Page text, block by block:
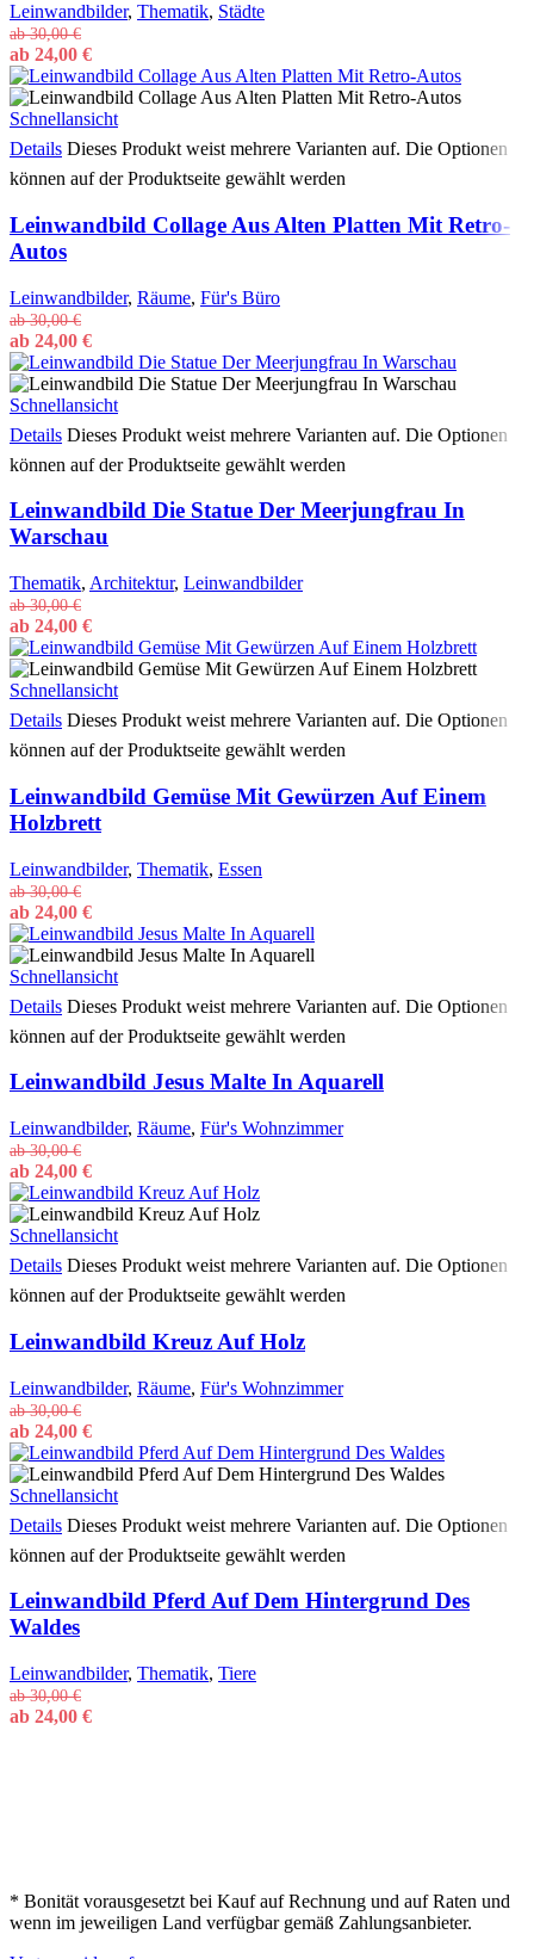
Leinwandbilder, Thematik, Städte
ab30,00€
ab 24,00 €
Schnellansicht
Details Dieses Produkt weist mehrere Varianten auf. Die Optionen
können auf der Produktseite gewählt werden
Leinwandbild Collage Aus Alten Platten Mit Retro-
Autos
Leinwandbilder, Räume, Für's Büro
ab30,00€
ab 24,00 €
Schnellansicht
Details Dieses Produkt weist mehrere Varianten auf. Die Optionen
können auf der Produktseite gewählt werden
Leinwandbild Die Statue Der Meerjungfrau In
Warschau
Thematik, Architektur, Leinwandbilder
ab30,00€
ab 24,00 €
Schnellansicht
Details Dieses Produkt weist mehrere Varianten auf. Die Optionen
können auf der Produktseite gewählt werden
Leinwandbild Gemüse Mit Gewürzen Auf Einem
Holzbrett
Leinwandbilder, Thematik, Essen
ab30,00€
ab 24,00 €
Schnellansicht
Details Dieses Produkt weist mehrere Varianten auf. Die Optionen
können auf der Produktseite gewählt werden
Leinwandbild Jesus Malte In Aquarell
Leinwandbilder, Räume, Für's Wohnzimmer
ab30,00€
ab 24,00 €
Schnellansicht
Details Dieses Produkt weist mehrere Varianten auf. Die Optionen
können auf der Produktseite gewählt werden
Leinwandbild Kreuz Auf Holz
Leinwandbilder, Räume, Für's Wohnzimmer
ab30,00€
ab 24,00 €
Schnellansicht
Details Dieses Produkt weist mehrere Varianten auf. Die Optionen
können auf der Produktseite gewählt werden
Leinwandbild Pferd Auf Dem Hintergrund Des
Waldes
Leinwandbilder, Thematik, Tiere
ab30,00€
ab 24,00 €
* Bonität vorausgesetzt bei Kauf auf Rechnung und auf Raten und
wenn im jeweiligen Land verfügbar gemäß Zahlungsanbieter.